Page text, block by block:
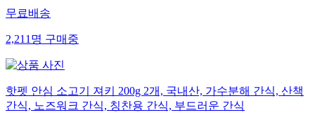
무료배송
2,211 명 구매중
핫펫 안심 소고기 져키 200g 2개, 국내산, 가수분해 간식, 산책
간식, 노즈워크 간식, 칭찬용 간식, 부드러운 간식